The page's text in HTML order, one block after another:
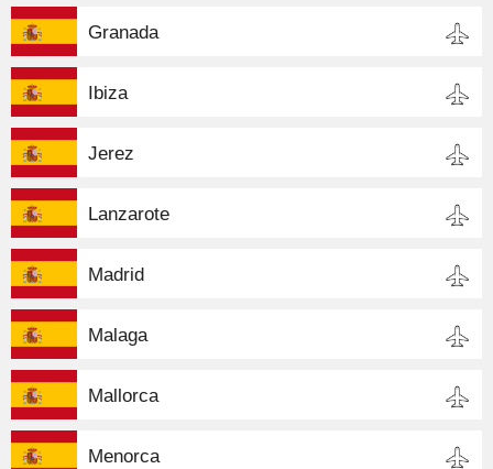
Granada
Ibiza
Jerez
Lanzarote
Madrid
Malaga
Mallorca
Menorca